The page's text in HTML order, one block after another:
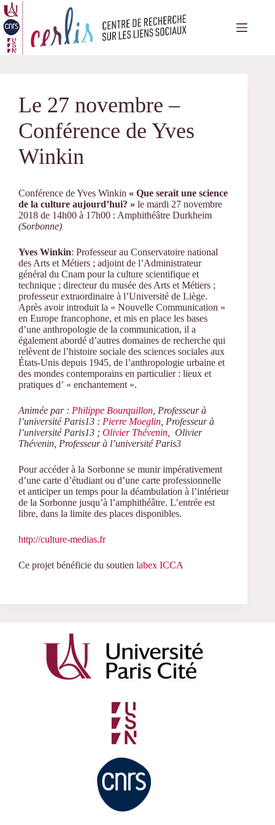
Passer
au
contenu
Le 27 novembre –
Conférence de Yves
Winkin
Conférence de Yves Winkin « Que serait une science
de la culture aujourd’hui? » le mardi 27 novembre
2018 de 14h00 à 17h00 : Amphithéâtre Durkheim
(Sorbonne)
Yves Winkin: Professeur au Conservatoire national
des Arts et Métiers ; adjoint de l’Administrateur
général du Cnam pour la culture scientifique et
technique ; directeur du musée des Arts et Métiers ;
professeur extraordinaire à l’Université de Liège.
Après avoir introduit la « Nouvelle Communication »
en Europe francophone, et mis en place les bases
d’une anthropologie de la communication, il a
également abordé d’autres domaines de recherche qui
relèvent de l’histoire sociale des sciences sociales aux
États-Unis depuis 1945, de l’anthropologie urbaine et
des mondes contemporains en particulier : lieux et
pratiques d’ « enchantement ».
Animée par : Philippe Bourquillon , Professeur à
l’université Paris13 : Pierre Moeglin , Professeur à
l’université Paris13 ; Olivier Thévenin , Olivier
Thévenin, Professeur à l’université Paris3
Pour accéder à la Sorbonne se munir impérativement
d’une carte d’étudiant ou d’une carte professionnelle
et anticiper un temps pour la déambulation à l’intérieur
de la Sorbonne jusqu’à l’amphithéâtre. L’entrée est
libre, dans la limite des places disponibles.
http://culture-medias.fr
Ce projet bénéficie du soutien labex ICCA